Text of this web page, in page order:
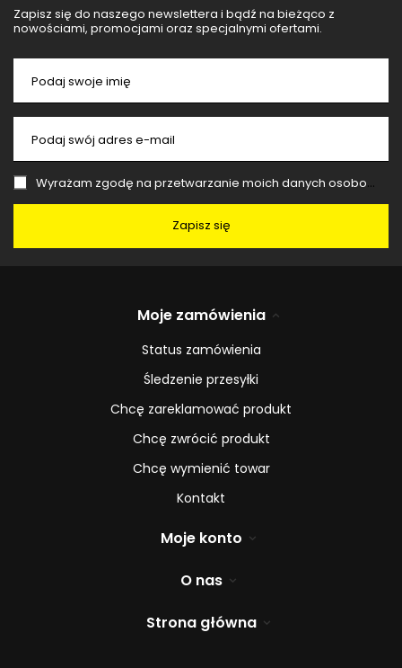
Zapisz się do naszego newslettera i bądź na bieżąco z
nowościami, promocjami oraz specjalnymi ofertami.
Podaj swoje imię
Podaj swój adres e-mail
Wyrażam zgodę na przetwarzanie moich danych osobowych (adres e-mail) na potrzeby wysyłki newslettera z informacją handlową (marketing). Więcej w
Zapisz się
Moje zamówienia
Status zamówienia
Śledzenie przesyłki
Chcę zareklamować produkt
Chcę zwrócić produkt
Chcę wymienić towar
Kontakt
Moje konto
O nas
Strona główna